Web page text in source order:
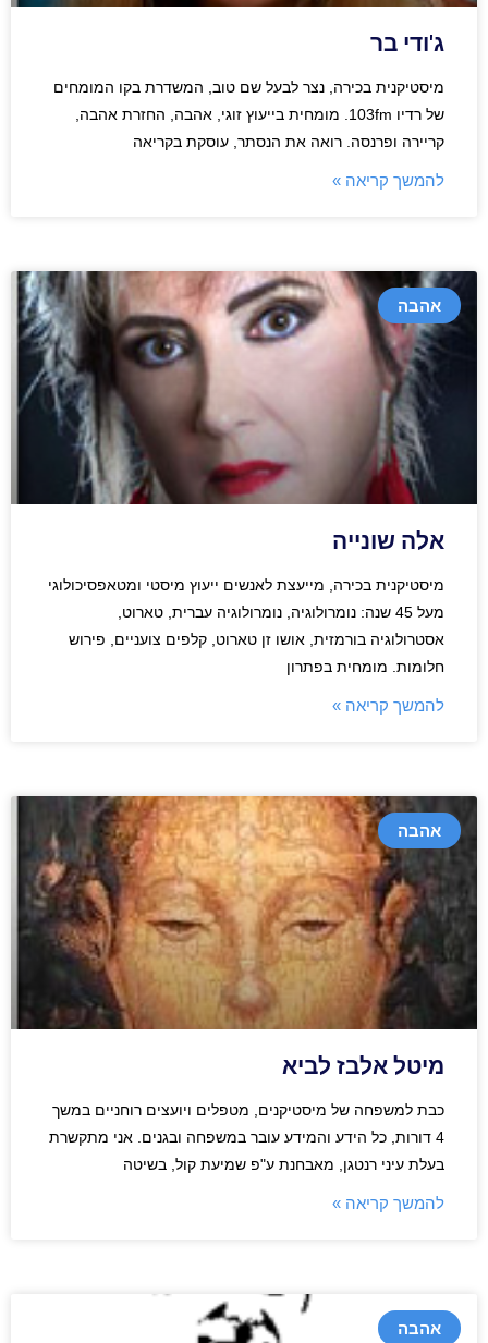
ג'ודי בר
מיסטיקנית בכירה, נצר לבעל שם טוב, המשדרת בקו המומחים
של רדיו 103fm. מומחית בייעוץ זוגי, אהבה, החזרת אהבה,
קריירה ופרנסה. רואה את הנסתר, עוסקת בקריאה
להמשך קריאה »
אהבה
אלה שונייה
מיסטיקנית בכירה, מייעצת לאנשים ייעוץ מיסטי ומטאפסיכולוגי
מעל 45 שנה: נומרולוגיה, נומרולוגיה עברית, טארוט,
אסטרולוגיה בורמזית, אושו זן טארוט, קלפים צועניים, פירוש
חלומות. מומחית בפתרון
להמשך קריאה »
אהבה
מיטל אלבז לביא
כבת למשפחה של מיסטיקנים, מטפלים ויועצים רוחניים במשך
4 דורות, כל הידע והמידע עובר במשפחה ובגנים. אני מתקשרת
בעלת עיני רנטגן, מאבחנת ע"פ שמיעת קול, בשיטה
להמשך קריאה »
אהבה